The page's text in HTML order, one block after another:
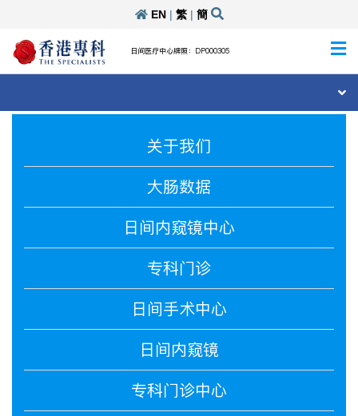
EN| 繁| 簡
日间医疗中心牌照：DP000305
关于我们
大肠数据
日间内窥镜中心
专科门诊
日间手术中心
日间内窥镜
专科门诊中心